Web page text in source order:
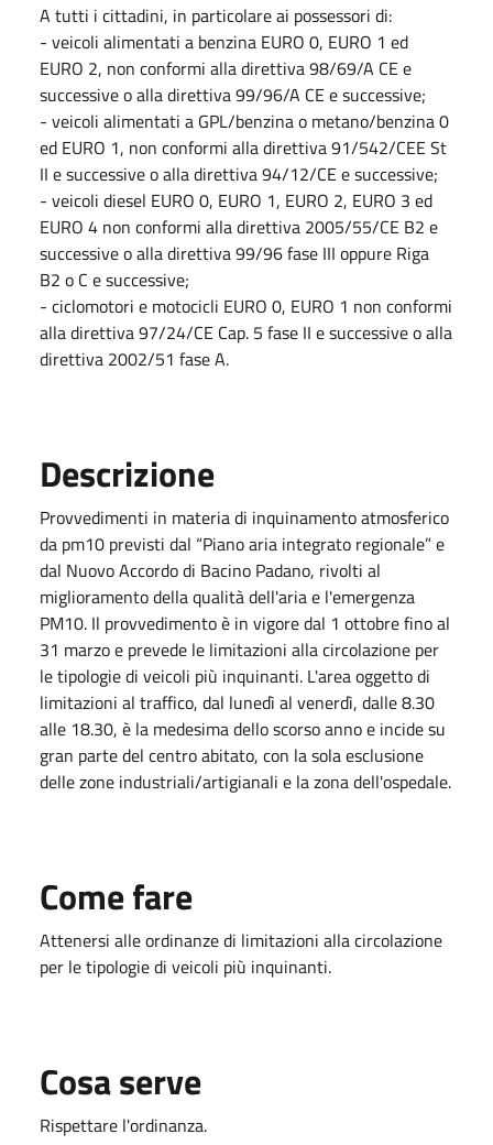
A tutti i cittadini, in particolare ai possessori di:
- veicoli alimentati a benzina EURO 0, EURO 1 ed
EURO 2, non conformi alla direttiva 98/69/A CE e
successive o alla direttiva 99/96/A CE e successive;
- veicoli alimentati a GPL/benzina o metano/benzina 0
ed EURO 1, non conformi alla direttiva 91/542/CEE St
II e successive o alla direttiva 94/12/CE e successive;
- veicoli diesel EURO 0, EURO 1, EURO 2, EURO 3 ed
EURO 4 non conformi alla direttiva 2005/55/CE B2 e
successive o alla direttiva 99/96 fase III oppure Riga
B2 o C e successive;
- ciclomotori e motocicli EURO 0, EURO 1 non conformi
alla direttiva 97/24/CE Cap. 5 fase II e successive o alla
direttiva 2002/51 fase A.
Descrizione
Provvedimenti in materia di inquinamento atmosferico
da pm10 previsti dal “Piano aria integrato regionale” e
dal Nuovo Accordo di Bacino Padano, rivolti al
miglioramento della qualità dell'aria e l'emergenza
PM10. Il provvedimento è in vigore dal 1 ottobre fino al
31 marzo e prevede le limitazioni alla circolazione per
le tipologie di veicoli più inquinanti. L'area oggetto di
limitazioni al traffico, dal lunedì al venerdì, dalle 8.30
alle 18.30, è la medesima dello scorso anno e incide su
gran parte del centro abitato, con la sola esclusione
delle zone industriali/artigianali e la zona dell'ospedale.
Come fare
Attenersi alle ordinanze di limitazioni alla circolazione
per le tipologie di veicoli più inquinanti.
Cosa serve
Rispettare l'ordinanza.